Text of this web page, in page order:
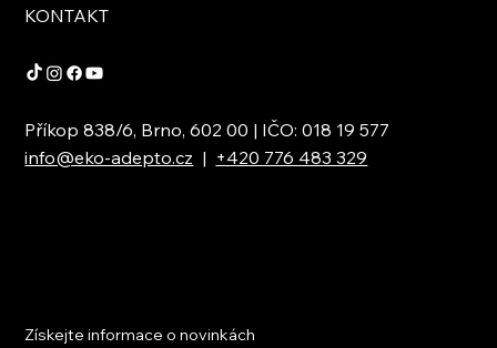
KONTAKT
Příkop 838/6, Brno, 602 00 | IČO: 018 19 577
info@eko-adepto.cz | +420 776 483 329
Získejte informace o novinkách